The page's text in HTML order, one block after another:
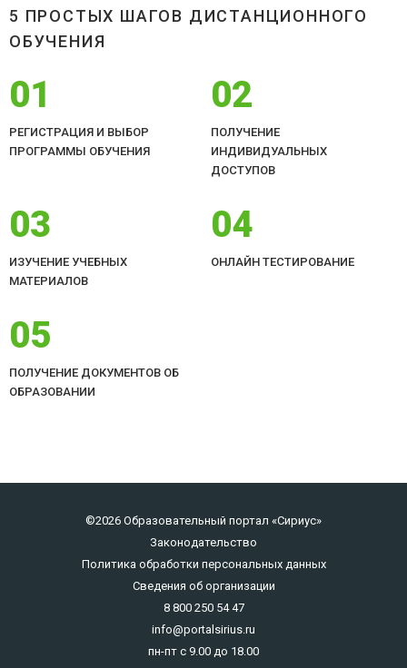
5 ПРОСТЫХ ШАГОВ ДИСТАНЦИОННОГО
ОБУЧЕНИЯ
01
РЕГИСТРАЦИЯ И ВЫБОР
ПРОГРАММЫ ОБУЧЕНИЯ
02
ПОЛУЧЕНИЕ
ИНДИВИДУАЛЬНЫХ
ДОСТУПОВ
03
ИЗУЧЕНИЕ УЧЕБНЫХ
МАТЕРИАЛОВ
04
ОНЛАЙН ТЕСТИРОВАНИЕ
05
ПОЛУЧЕНИЕ ДОКУМЕНТОВ ОБ
ОБРАЗОВАНИИ
©2026 Образовательный портал «Сириус»
Законодательство
Политика обработки персональных данных
Сведения об организации
8 800 250 54 47
info@portalsirius.ru
пн-пт с 9.00 до 18.00